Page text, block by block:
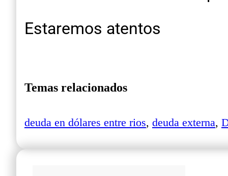
Estaremos atentos
Temas relacionados
deuda en dólares entre rios, deuda externa,